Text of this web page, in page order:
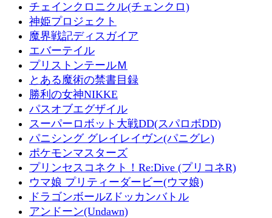
チェインクロニクル(チェンクロ)
神姫プロジェクト
魔界戦記ディスガイア
エバーテイル
プリストンテールＭ
とある魔術の禁書目録
勝利の女神NIKKE
パスオブエグザイル
スーパーロボット大戦DD(スパロボDD)
パニシング グレイレイヴン(パニグレ)
ポケモンマスターズ
プリンセスコネクト！Re:Dive (プリコネR)
ウマ娘 プリティーダービー(ウマ娘)
ドラゴンボールZドッカンバトル
アンドーン(Undawn)